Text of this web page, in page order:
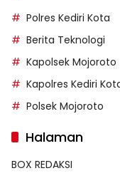
Polres Kediri Kota
Berita Teknologi
Kapolsek Mojoroto
Kapolres Kediri
Polsek Mojoroto
Halaman
BOX REDAKSI